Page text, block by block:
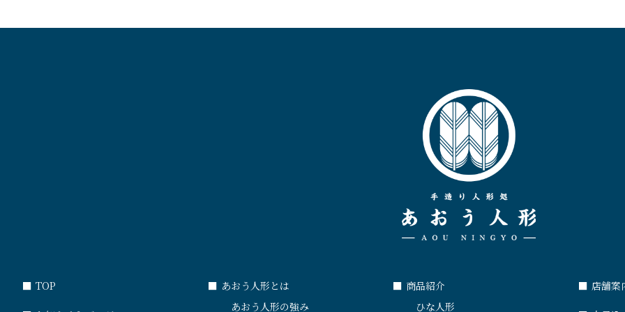
■ TOP ■ あおう人形とは
あおう人形の強み
■ 商品紹介
ひな人形
■ 店舗案